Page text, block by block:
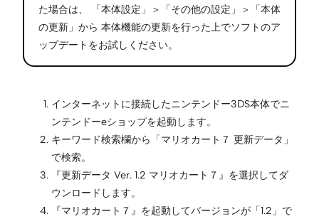
た場合は、 「本体設定」＞「その他の設定」＞「本体
の更新」から 本体機能の更新を行った上でソフトのア
ップデートをお試しください。
インターネットに接続したニンテンドー3DS本体でニ
ンテンドーeショップを起動します。
キーワード検索欄から「マリオカート７ 更新データ」
で検索。
『更新データ Ver. 1.2 マリオカート７』を選択してダ
ウンロードします。
『マリオカート７』を起動してバージョンが「1.2」で